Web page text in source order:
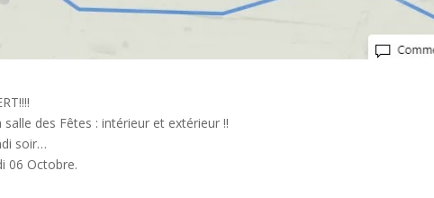
des Fêtes : intérieur et extérieur !!
soir…
06 Octobre.